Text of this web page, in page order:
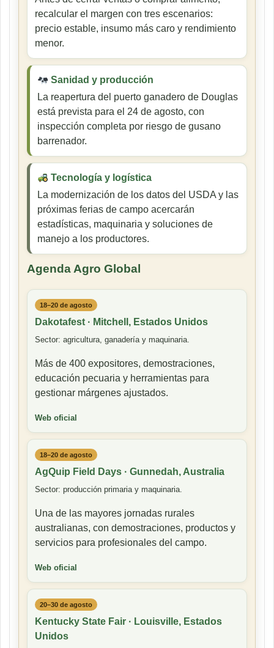
recalcular el margen con tres escenarios:
precio estable, insumo más caro y rendimiento
menor.
Sanidad y producción
La reapertura del puerto ganadero de Douglas
está prevista para el 24 de agosto, con
inspección completa por riesgo de gusano
barrenador.
Tecnología y logística
La modernización de los datos del USDA y las
próximas ferias de campo acercarán
estadísticas, maquinaria y soluciones de
manejo a los productores.
Agenda Agro Global
18–20 de agosto
Dakotafest · Mitchell, Estados Unidos
Sector: agricultura, ganadería y maquinaria.
Más de 400 expositores, demostraciones,
educación pecuaria y herramientas para
gestionar márgenes ajustados.
Web oficial
18–20 de agosto
AgQuip Field Days · Gunnedah, Australia
Sector: producción primaria y maquinaria.
Una de las mayores jornadas rurales
australianas, con demostraciones, productos y
servicios para profesionales del campo.
Web oficial
20–30 de agosto
Kentucky State Fair · Louisville, Estados
Unidos